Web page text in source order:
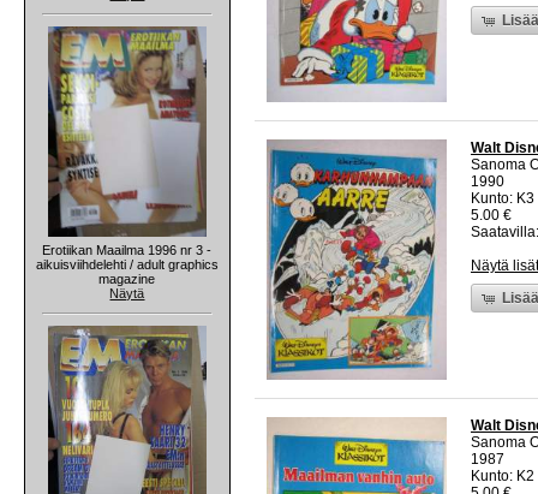
Erotiikan Maailma 1996 nr 3 -
aikuisviihdelehti / adult graphics
magazine
Näytä
Walt
Sanoma
1990
Kunto:
5.00 €
Näytä
Walt
Sanoma
1987
Kunto: